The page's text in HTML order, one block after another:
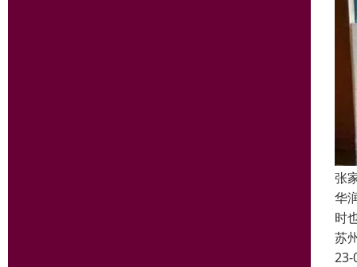
张
华
时
苏
23-